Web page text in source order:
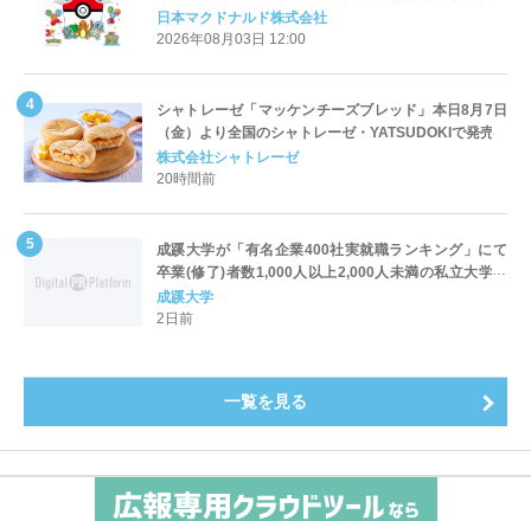
定登場
日本マクドナルド株式会社
2026年08月03日 12:00
シャトレーゼ「マッケンチーズブレッド」本日8月7日
（金）より全国のシャトレーゼ・YATSUDOKIで発売
株式会社シャトレーゼ
20時間前
成蹊大学が「有名企業400社実就職ランキング」にて
卒業(修了)者数1,000人以上2,000人未満の私立大学で
全国第1位を獲得！～実就職率は26.5%（前年比＋
4.3pt）に伸長、東京の私立大学でも10位にランクイン
成蹊大学
2日前
一覧を見る